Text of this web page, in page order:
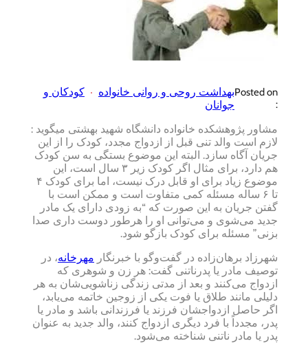
Posted on
:
بهداشت روحی و روانی خانواده
کودکان و
جوانان
مشاور پژوهشکده خانواده دانشگاه شهید بهشتی میگوید :
لازم است والد تنی قبل از ازدواج مجدد، کودک را از این
جریان آگاه سازد. البته این موضوع بستگی به سن کودک
هم دارد، برای مثال اگر کودک زیر ۳ سال است، این
موضوع زیاد برای او قابل درک نیست، اما برای کودک ۴
تا ۶ ساله مسئله کمی متفاوت است و ممکن است با
گفتن جریان به این صورت که “به زودی دارای یک مادر
جدید می‌شوی و می‌توانی او را هرطور دوست داری صدا
بزنی” مسئله برای کودک بازگو شود.
شهرزاد برهان‌زاده در گفت‌وگو با خبرنگار مهرخانه، در
توصیف مادر یا پدرناتنی گفت: هر زن و شوهری که
ازدواج می‌کنند و بعد از مدتی زندگی زناشویی‌شان به هر
دلیلی مانند طلاق یا فوت یکی از زوجین خاتمه می‌یابد،
اگر حاصل ازدواجشان فرزند یا فرزندانی باشد و مادر یا
پدر، مجدداً با فرد دیگری ازدواج کنند، والد جدید به عنوان
پدر یا مادر ناتنی شناخته می‌شود.